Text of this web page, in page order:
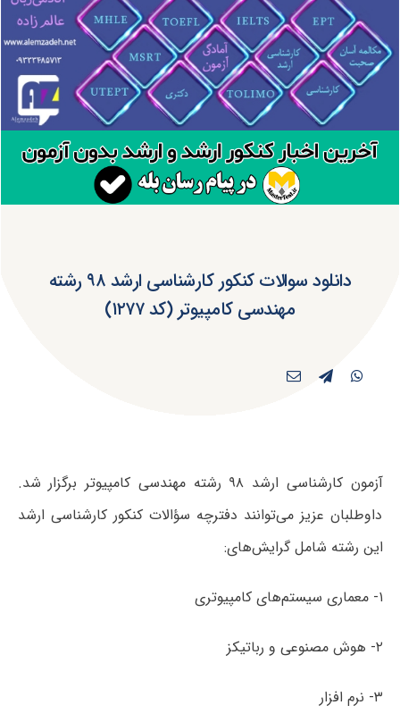
دانلود سوالات کنکور کارشناسی ارشد ۹۸ رشته
مهندسی کامپیوتر (کد ۱۲۷۷)
آزمون کارشناسی ارشد ۹۸ رشته مهندسی کامپیوتر برگزار شد.
داوطلبان عزیز می‌توانند دفترچه سؤالات کنکور کارشناسی ارشد
این رشته شامل گرایش‌های:
۱- معماری سیستم‌­های کامپیوتری
۲- هوش مصنوعی و رباتیکز
۳- نرم­ افزار